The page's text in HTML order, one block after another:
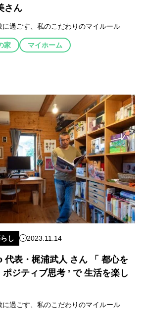
さん
に過ごす、私のこだわりのマイルール
家
マイホーム
し 2023.11.14
表・梶浦武人 さん 「 都心を
ポジティブ思考 ’ で 生活を楽し
に過ごす、私のこだわりのマイルール